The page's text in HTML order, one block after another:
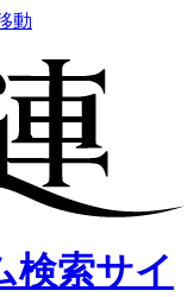
動
検索サイ